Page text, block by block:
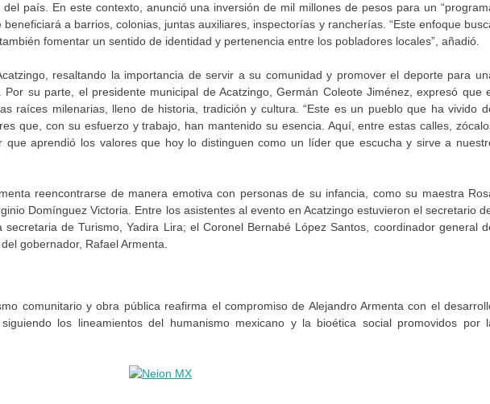
país. En este contexto, anunció una inversión de mil millones de pesos para un
a barrios, colonias, juntas auxiliares, inspectorías y rancherías. “Este enfoque
fomentar un sentido de identidad y pertenencia entre los pobladores locales”, añadió.
resaltando la importancia de servir a su comunidad y promover el deporte para
su parte, el presidente municipal de Acatzingo, Germán Coleote Jiménez, expresó que
raíces milenarias, lleno de historia, tradición y cultura. “Este es un pueblo que ha vivido
que, con su esfuerzo y trabajo, han mantenido su esencia. Aquí, entre estas calles,
que aprendió los valores que hoy lo distinguen como un líder que escucha y sirve a
reencontrarse de manera emotiva con personas de su infancia, como su maestra
Domínguez Victoria. Entre los asistentes al evento en Acatzingo estuvieron el secretario
secretaria de Turismo, Yadira Lira; el Coronel Bernabé López Santos, coordinador general
gobernador, Rafael Armenta.
comunitario y obra pública reafirma el compromiso de Alejandro Armenta con el
los lineamientos del humanismo mexicano y la bioética social promovidos por